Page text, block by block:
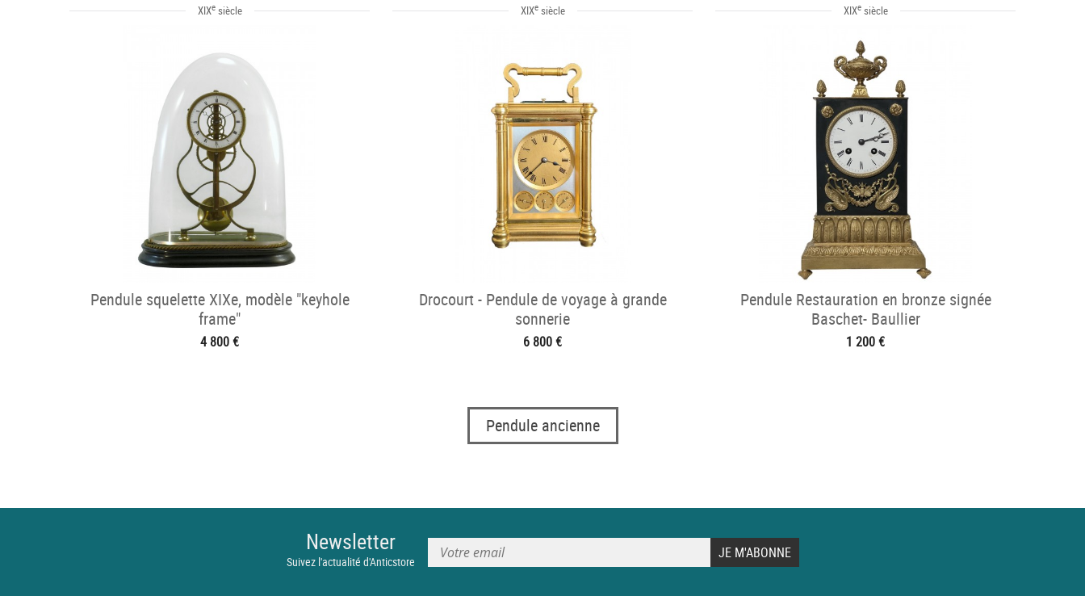
XIXesiècle
Pendule squelette XIXe, modèle "keyhole
frame"
4 800 €
XIXesiècle
Drocourt - Pendule de voyage à grande
sonnerie
6 800 €
XIXesiècle
Pendule Restauration en bronze signée
Baschet- Baullier
1 200 €
Pendule ancienne
Newsletter
Suivez l'actualité d'Anticstore